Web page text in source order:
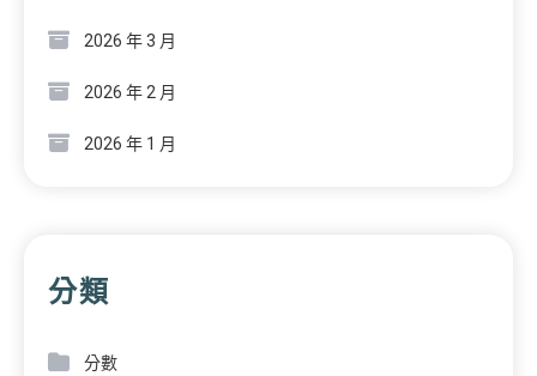
2026 年 3 月
2026 年 2 月
2026 年 1 月
分類
分數